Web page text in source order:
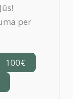
per
100€